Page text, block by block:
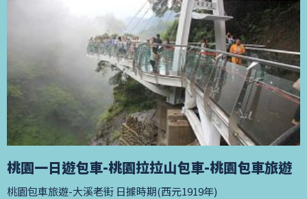
桃園一日遊包車-桃園拉拉山包車-桃園包車旅遊
桃園包車旅遊-大溪老街 日據時期(西元1919年)